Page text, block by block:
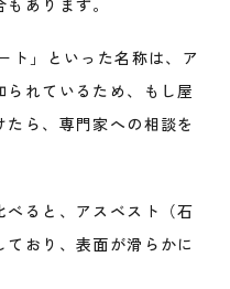
あります。
ト」といった名称は、ア
れているため、もし屋
ら、専門家への相談を
ると、アスベスト（石
おり、表面が滑らかに